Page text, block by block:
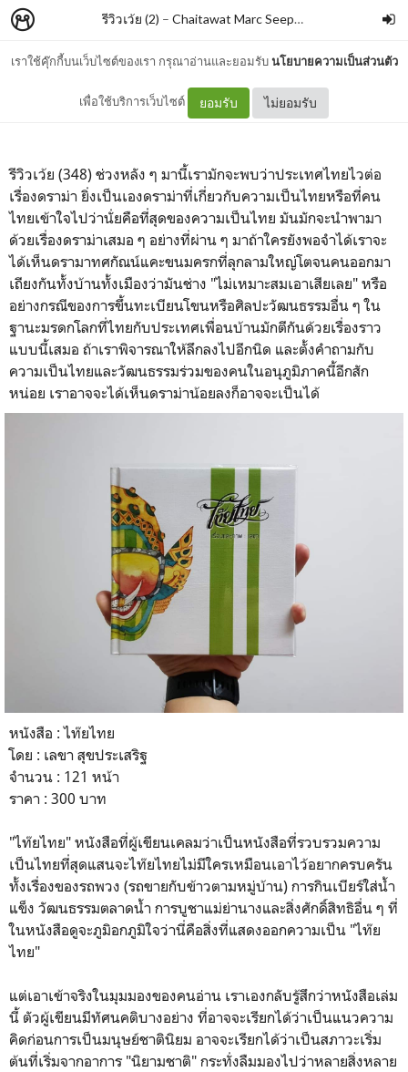
เราใช้คุ๊กกี้บนเว็บไซต์ของเรา กรุณาอ่านและยอมรับนโยบายความเป็นส่วนตัว
เพื่อใช้บริการเว็บไซต์ ยอมรับ ไม่ยอมรับ
รีวิวเว้ย (2) – Chaitawat Marc Seephongsai
ไท๊ยไทย By เลขา สุขประเสริฐ
รีวิวเว้ย (348) ช่วงหลัง ๆ มานี้เรามักจะพบว่าประเทศไทยไวต่อ
เรื่องดราม่า ยิ่งเป็นเองดราม่าที่เกี่ยวกับความเป็นไทยหรือที่คน
ไทยเข้าใจไปว่านั่ยคือที่สุดของความเป็นไทย มันมักจะนำพามา
ด้วยเรื่องดราม่าเสมอ ๆ อย่างที่ผ่าน ๆ มาถ้าใครยังพอจำได้เราจะ
ได้เห็นดรามาทศกัณน์แคะขนมครกที่ลุกลามใหญ่โตจนคนออกมา
เถียงกันทั้งบ้านทั้งเมืองว่ามันช่าง "ไม่เหมาะสมเอาเสียเลย" หรือ
อย่างกรณีของการขึ้นทะเบียนโขนหรือศิลปะวัฒนธรรมอื่น ๆ ใน
ฐานะมรดกโลกที่ไทยกับประเทศเพื่อนบ้านมักตีกันด้วยเรื่องราว
แบบนี้เสมอ ถ้าเราพิจารณาให้ลึกลงไปอีกนิด และตั้งคำถามกับ
ความเป็นไทยและวัฒนธรรมร่วมของคนในอนุภูมิภาคนี้อีกสัก
หน่อย เราอาจจะได้เห็นดราม่าน้อยลงก็อาจจะเป็นได้
หนังสือ : ไท๊ยไทย
โดย : เลขา สุขประเสริฐ
จำนวน : 121 หน้า
ราคา : 300 บาท
"ไท๊ยไทย" หนังสือที่ผู้เขียนเคลมว่าเป็นหนังสือที่รวบรวมความ
เป็นไทยที่สุดแสนจะไท๊ยไทยไม่มีใครเหมือนเอาไว้อยากครบครัน
ทั้งเรื่องของรถพวง (รถขายกับข้าวตามหมู่บ้าน) การกินเบียร์ใส่น้ำ
แข็ง วัฒนธรรมตลาดน้ำ การบูชาแม่ย่านางและสิ่งศักดิ์สิทธิอื่น ๆ ที่
ในหนังสือดูจะภูมิอกภูมิใจว่านี่คือสิ่งที่แสดงออกความเป็น "ไท๊ย
ไทย"
แต่เอาเข้าจริงในมุมมองของคนอ่าน เราเองกลับรู้สึกว่าหนังสือเล่ม
นี้ ตัวผู้เขียนมีทัศนคติบางอย่าง ที่อาจจะเรียกได้ว่าเป็นแนวความ
คิดก่อนการเป็นมนุษย์ชาตินิยม อาจจะเรียกได้ว่าเป็นสภาวะเริ่ม
ต้นที่เริ่มจากอาการ "นิยามชาติ" กระทั่งลืมมองไปว่าหลายสิ่งหลาย